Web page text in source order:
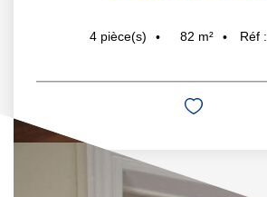
4 pièce(s) 82 m² Réf :